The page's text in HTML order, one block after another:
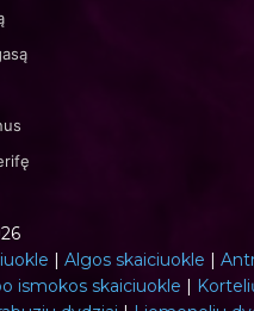
| Algos skaiciuokle |
ismokos skaiciuokle |